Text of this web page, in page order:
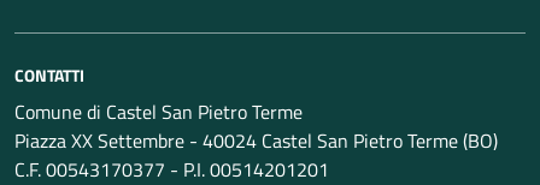
CONTATTI
Comune di Castel San Pietro Terme
Piazza XX Settembre - 40024 Castel San Pietro Terme (BO)
C.F. 00543170377 - P.I. 00514201201